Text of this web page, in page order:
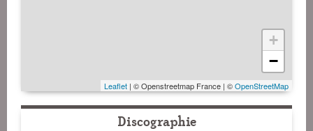
+
−
Leaflet | © Openstreetmap France | ©OpenStreetMap
Discographie